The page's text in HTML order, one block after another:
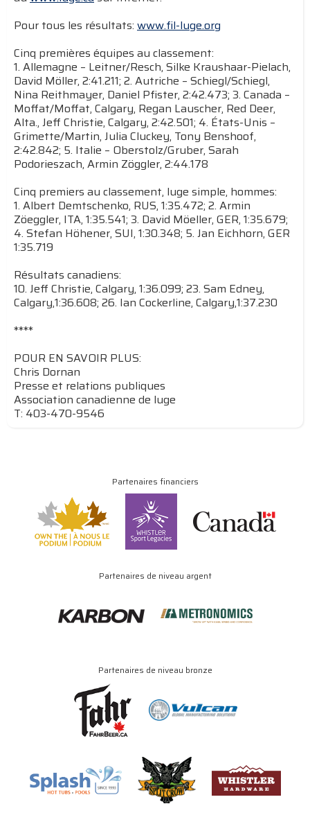
Pour tous les résultats: www.fil-luge.org
Cinq premières équipes au classement:
1. Allemagne – Leitner/Resch, Silke Kraushaar-Pielach,
David Möller, 2:41.211; 2. Autriche – Schiegl/Schiegl,
Nina Reithmayer, Daniel Pfister, 2:42.473; 3. Canada –
Moffat/Moffat, Calgary, Regan Lauscher, Red Deer,
Alta., Jeff Christie, Calgary, 2:42.501; 4. États-Unis –
Grimette/Martin, Julia Cluckey, Tony Benshoof,
2:42.842; 5. Italie – Oberstolz/Gruber, Sarah
Podorieszach, Armin Zöggler, 2:44.178
Cinq premiers au classement, luge simple, hommes:
1. Albert Demtschenko, RUS, 1:35.472; 2. Armin
Zöeggler, ITA, 1:35.541; 3. David Möeller, GER, 1:35.679;
4. Stefan Höhener, SUI, 1:30.348; 5. Jan Eichhorn, GER
1:35.719
Résultats canadiens:
10. Jeff Christie, Calgary, 1:36.099; 23. Sam Edney,
Calgary,1:36.608; 26. Ian Cockerline, Calgary,1:37.230
****
POUR EN SAVOIR PLUS:
Chris Dornan
Presse et relations publiques
Association canadienne de luge
T: 403-470-9546
Partenaires financiers
Partenaires de niveau argent
Partenaires de niveau bronze